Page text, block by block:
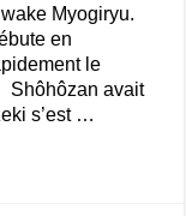
Myogiryu.
en
le
Shôhôzan avait
s’est …